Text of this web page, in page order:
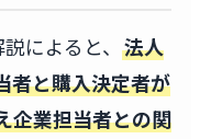
によると、 法人
者と購入決定者が
企業担当者との関